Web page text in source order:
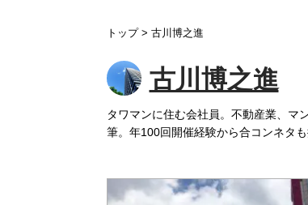
トップ 古川博之進
古川博之進
タワマンに住む会社員。不動産業、マ
筆。年100回開催経験から合コンネタ